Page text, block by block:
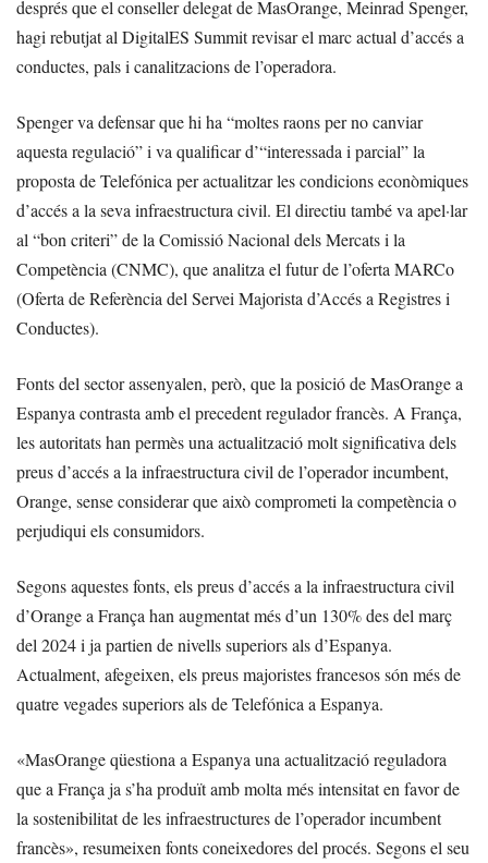
després que el conseller delegat de MasOrange, Meinrad Spenger,
hagi rebutjat al DigitalES Summit revisar el marc actual d’accés a
conductes, pals i canalitzacions de l’operadora.
Spenger va defensar que hi ha “moltes raons per no canviar
aquesta regulació” i va qualificar d’“interessada i parcial” la
proposta de Telefónica per actualitzar les condicions econòmiques
d’accés a la seva infraestructura civil. El directiu també va apel·lar
al “bon criteri” de la Comissió Nacional dels Mercats i la
Competència (CNMC), que analitza el futur de l’oferta MARCo
(Oferta de Referència del Servei Majorista d’Accés a Registres i
Conductes).
Fonts del sector assenyalen, però, que la posició de MasOrange a
Espanya contrasta amb el precedent regulador francès. A França,
les autoritats han permès una actualització molt significativa dels
preus d’accés a la infraestructura civil de l’operador incumbent,
Orange, sense considerar que això comprometi la competència o
perjudiqui els consumidors.
Segons aquestes fonts, els preus d’accés a la infraestructura civil
d’Orange a França han augmentat més d’un 130% des del març
del 2024 i ja partien de nivells superiors als d’Espanya.
Actualment, afegeixen, els preus majoristes francesos són més de
quatre vegades superiors als de Telefónica a Espanya.
«MasOrange qüestiona a Espanya una actualització reguladora
que a França ja s’ha produït amb molta més intensitat en favor de
la sostenibilitat de les infraestructures de l’operador incumbent
francès», resumeixen fonts coneixedores del procés. Segons el seu